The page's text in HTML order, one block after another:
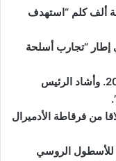
ألف كلم “استهدف
إطار “تجارب أسلحة
وأطلق اول صاروخ “زيركون” في أكتوبر 2020. وأشاد الرئيس
من فرقاطة الأدميرال
للأسطول الروسي